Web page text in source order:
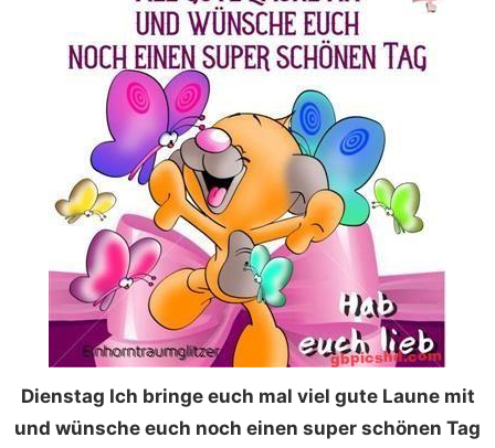
Dienstag Ich bringe euch mal viel gute Laune mit
und wünsche euch noch einen super schönen Tag